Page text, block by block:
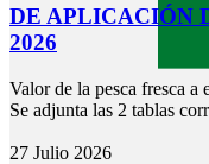
DE APLICACIÓN
2026
Valor de la pesca fresca a
Se adjunta las 2 tablas
27 Julio 2026